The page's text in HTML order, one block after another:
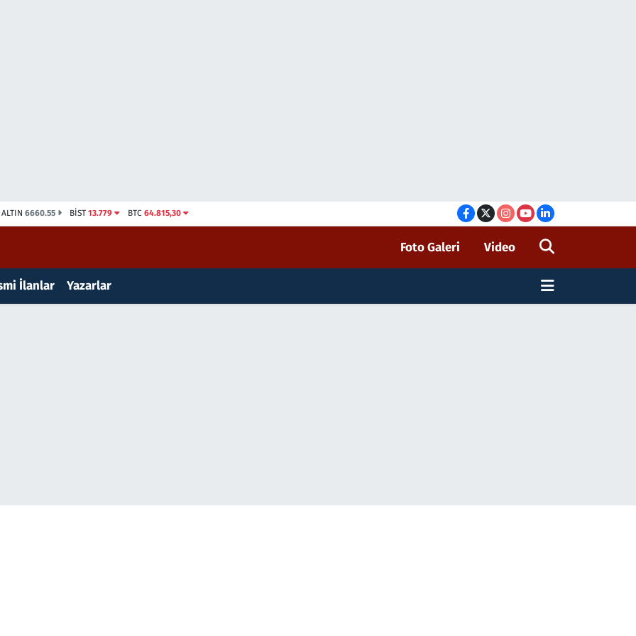
ALTIN 6660.55 BİST13.779 BTC 64.815,30
Foto Galeri Video
İlanlar Yazarlar